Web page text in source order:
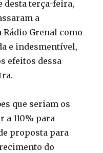
desta terça-feira,
a
Rádio Grenal como
e indesmentível,
efeitos dessa
que seriam os
a 110% para
proposta para
do